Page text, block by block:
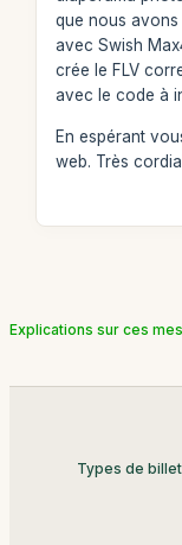
que nous
avec Swish
crée le FLV
avec le code à
En espérant
web. Très
Explications sur ces
Types de